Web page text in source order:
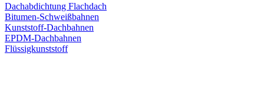
Dachabdichtung Flachdach
Bitumen-Schweißbahnen
Kunststoff-Dachbahnen
EPDM-Dachbahnen
Flüssigkunststoff